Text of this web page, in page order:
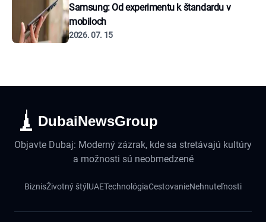
Samsung: Od experimentu k štandardu v
mobiloch
2026. 07. 15
DubaiNewsGroup
Objavte Dubaj: Moderný zázrak, kde sa stretávajú kultúry
a možnosti sú neobmedzené
BiznisŽivotný štýl UAETechnológiaCestovanieNehnuteľnosti